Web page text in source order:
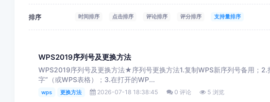
排序 时间排序 点击排序 评论排序 评分排序 支持量排序
WPS2019序列号及更换方法
WPS2019序列号及更换方法★序列号更换方法1.复制WPS新序列号备用；2.
字”（或WPS表格）；3.在打开的WP...
wps 更换方法 2026-07-18 18:38:45 0 评论 5 浏览